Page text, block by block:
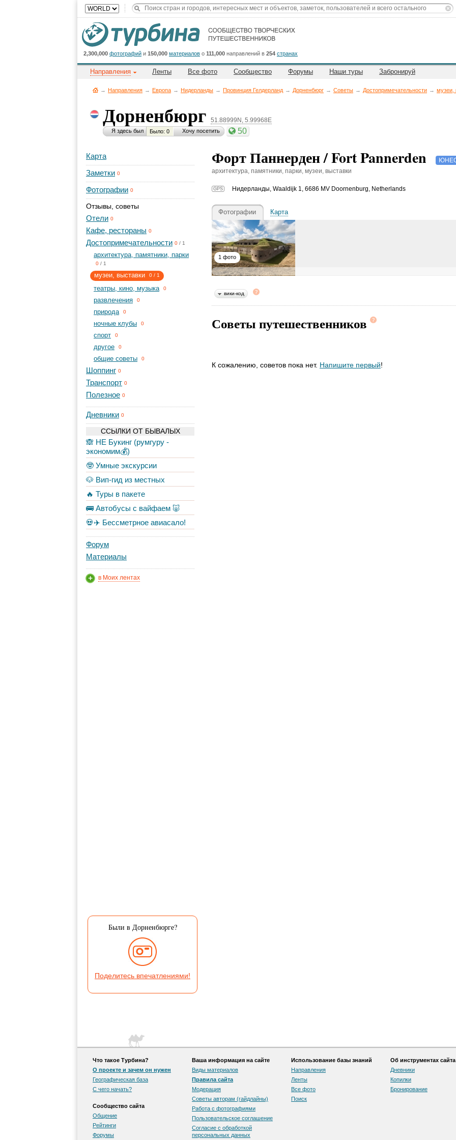
2,300,000 фотографий и 150,000 материалов о 111,000 направлений в 254 странах
Направления Ленты Все фото Сообщество Форумы Наши туры Забронируй
→ Направления → Европа → Нидерланды → Провинция Гелдерланд → Дорненбюрг → Советы → Достопримечательности → музеи,
Дорненбюрг 51.88999N, 5.99968E
Я здесь был Было: 0 Хочу посетить 50
Карта
Заметки 0
Фотографии 0
Отзывы, советы
Отели 0
Кафе, рестораны 0
Достопримечательности 0 / 1
архитектура, памятники, парки
0 / 1
музеи, выставки 0 / 1
театры, кино, музыка 0
развлечения 0
природа 0
ночные клубы 0
спорт 0
другое 0
общие советы 0
Шоппинг 0
Транспорт 0
Полезное 0
Дневники 0
ССЫЛКИ ОТ БЫВАЛЫХ
🙈 НЕ Букинг (румгуру -
экономим💰)
🤓 Умные экскурсии
🐶 Вип-гид из местных
🔥 Туры в пакете
🚌 Автобусы с вайфаем 🐷
💀✈️ Бессметрное авиасало!
Форум
Материалы
в Моих лентах
Были в Дорненбюрге?
Поделитесь впечатлениями!
Форт Паннерден / Fort Pannerden
архитектура, памятники, парки, музеи, выставки
GPS Нидерланды, Waaldijk 1, 6686 MV Doornenburg, Netherlands
Фотографии Карта
1 фото
вики-код
Советы путешественников
К сожалению, советов пока нет. Напишите первый!
Что такое Турбина?
О проекте и зачем он нужен
Географическая база
С чего начать?
Сообщество сайта
Общение
Рейтинги
Форумы
Ваша информация на сайте
Виды материалов
Правила сайта
Модерация
Советы авторам (гайдлайны)
Работа с фотографиями
Пользовательскоe соглашение
Согласие с обработкой
персональных данных
Использование базы знаний
Направления
Ленты
Все фото
Поиск
Об инструментах сайта
Дневники
Копилки
Бронирование